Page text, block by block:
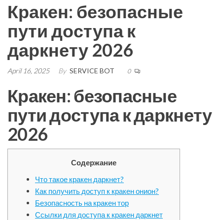
Кракен: безопасные
пути доступа к
даркнету 2026
April 16, 2025 By SERVICE BOT 0
Кракен: безопасные
пути доступа к даркнету
2026
Содержание
Что такое кракен даркнет?
Как получить доступ к кракен онион?
Безопасность на кракен тор
Ссылки для доступа к кракен даркнет